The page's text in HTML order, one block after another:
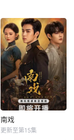
南戏
更新至第15集